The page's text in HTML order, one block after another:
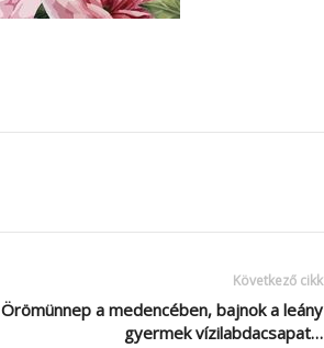
Következő cikk
Örömünnep a medencében, bajnok a leány
gyermek vízilabdacsapat…